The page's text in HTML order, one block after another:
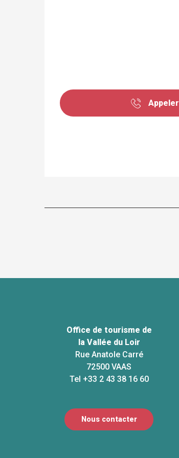
Appeler
Office de tourisme de
la Vallée du Loir
Rue Anatole Carré
72500 VAAS
Tel +33 2 43 38 16 60
Nous contacter